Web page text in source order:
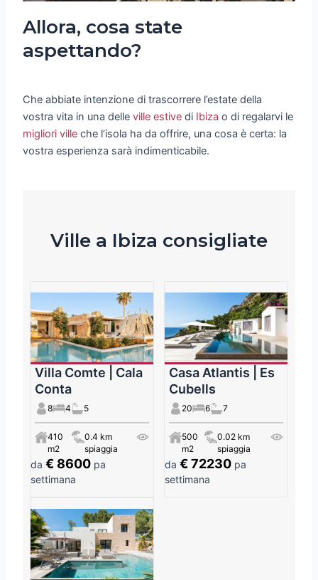
Allora, cosa state
aspettando?
Che abbiate intenzione di trascorrere l’estate della
vostra vita in una delleville estive di Ibiza o di regalarvi le
migliori ville che l’isola ha da offrire, una cosa è certa: la
vostra esperienza sarà indimenticabile.
Ville a Ibiza consigliate
Villa Comte | Cala
Conta
8 4 5
410
m2
0.4 km
spiaggia
da€ 8600 pa
settimana
Casa Atlantis | Es
Cubells
20 6 7
500
m2
0.02 km
spiaggia
da€ 72230 pa
settimana